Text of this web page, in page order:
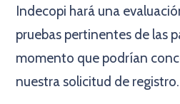
Indecopi hará una
pruebas pertinentes de las
momento que podrían
nuestra solicitud de registro.